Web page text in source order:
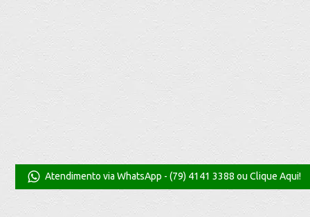
Atendimento via WhatsApp - (79) 4141 3388 ou Clique Aqui!